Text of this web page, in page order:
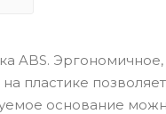
ABS.
пластике
основание